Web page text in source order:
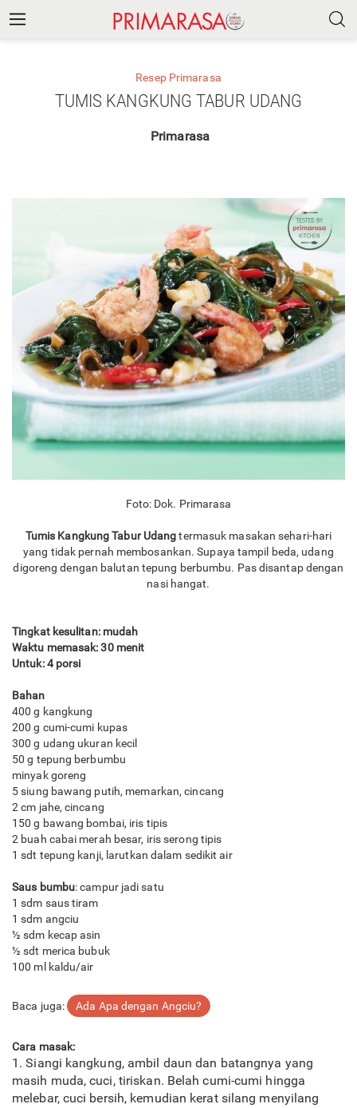
Resep Primarasa
TUMIS KANGKUNG TABUR UDANG
Primarasa
Foto: Dok. Primarasa
Tumis Kangkung Tabur Udangtermasuk masakan sehari-hari
yang tidak pernah membosankan. Supaya tampil beda, udang
digoreng dengan balutan tepung berbumbu. Pas disantap dengan
nasi hangat.
Tingkat kesulitan: mudah
Waktu memasak: 30 menit
Untuk: 4 porsi
Bahan
400 g kangkung
200 g cumi-cumi kupas
300 g udang ukuran kecil
50 g tepung berbumbu
minyak goreng
5 siung bawang putih, memarkan, cincang
2 cm jahe, cincang
150 g bawang bombai, iris tipis
2 buah cabai merah besar, iris serong tipis
1 sdt tepung kanji, larutkan dalam sedikit air
Saus bumbu: campur jadi satu
1 sdm saus tiram
1 sdm angciu
½ sdm kecap asin
½ sdt merica bubuk
100 ml kaldu/air
Baca juga: Ada Apa dengan Angciu?
Cara masak:
1. Siangi kangkung, ambil daun dan batangnya yang
masih muda, cuci, tiriskan. Belah cumi-cumi hingga
melebar, cuci bersih, kemudian kerat silang menyilang